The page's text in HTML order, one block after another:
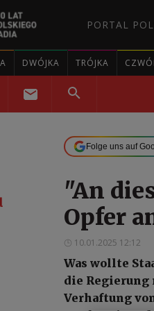
PORTAL
DWÓJKA TRÓJKA
Folge uns auf
"An
Opfer
10.01.2025 12:12
Was wollte
die Regierung
Verhaftung